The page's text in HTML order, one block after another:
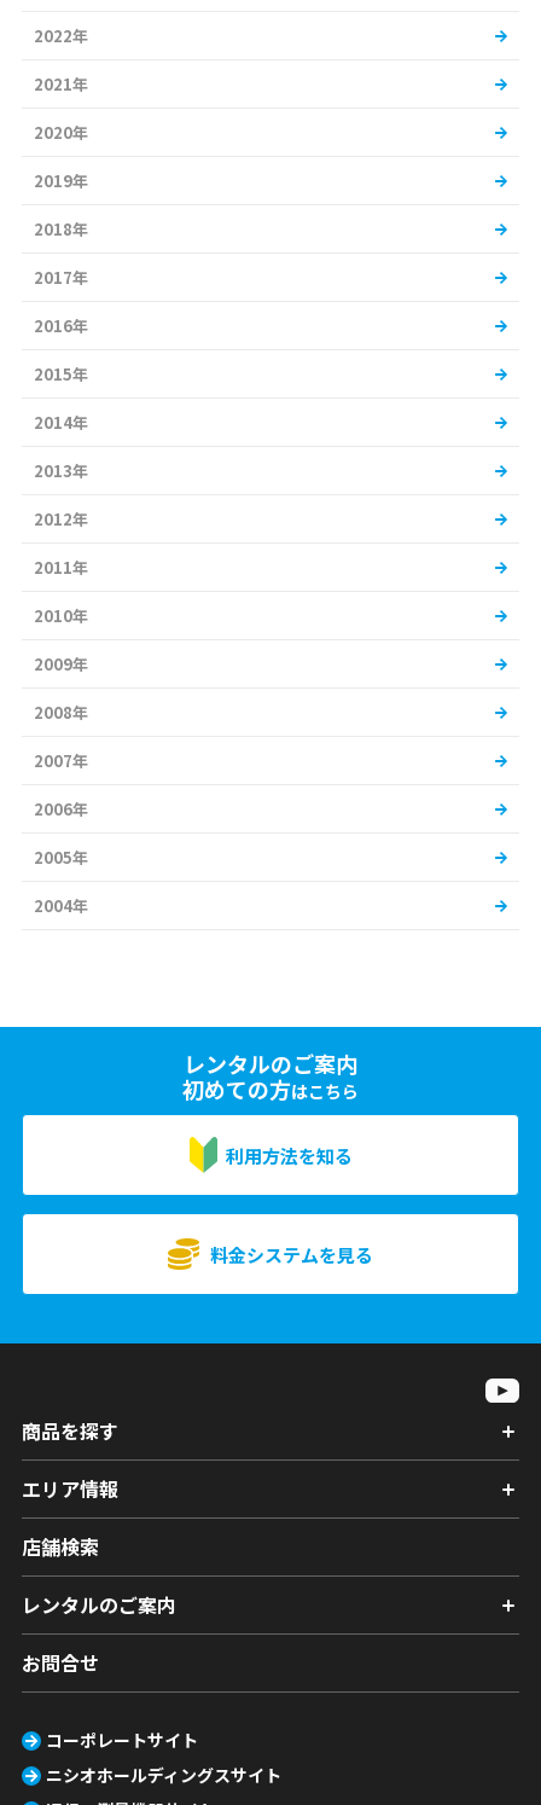
2022年
2021年
2020年
2019年
2018年
2017年
2016年
2015年
2014年
2013年
2012年
2011年
2010年
2009年
2008年
2007年
2006年
2005年
2004年
レンタルのご案内
初めての方はこちら
利用方法を知る
料金システムを見る
商品を探す
エリア情報
店舗検索
レンタルのご案内
お問合せ
コーポレートサイト
ニシオホールディングスサイト